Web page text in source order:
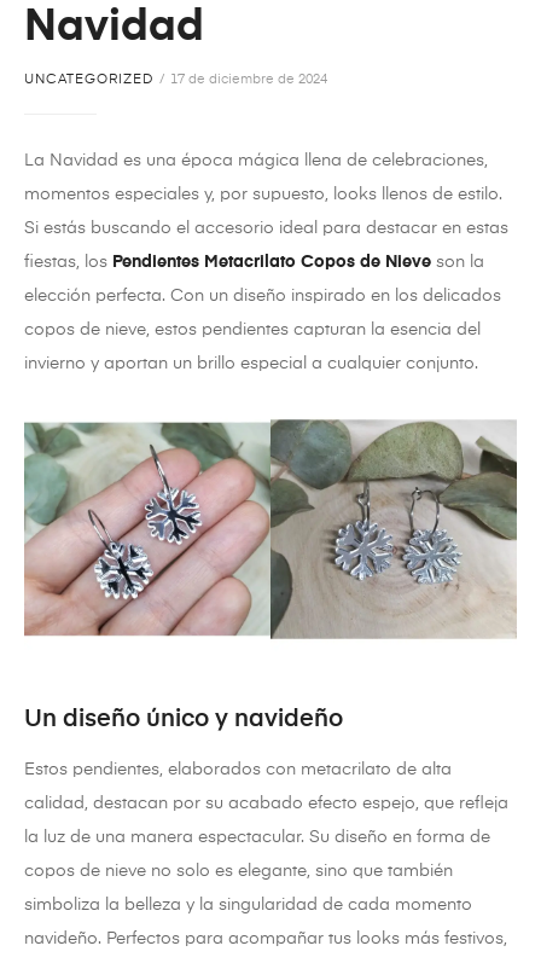
Navidad
UNCATEGORIZED 17 de diciembre de 2024
La Navidad es una época mágica llena de celebraciones,
momentos especiales y, por supuesto, looks llenos de estilo.
Si estás buscando el accesorio ideal para destacar en estas
fiestas, los Pendientes Metacrilato Copos de Nieve son la
elección perfecta. Con un diseño inspirado en los delicados
copos de nieve, estos pendientes capturan la esencia del
invierno y aportan un brillo especial a cualquier conjunto.
Un diseño único y navideño
Estos pendientes, elaborados con metacrilato de alta
calidad, destacan por su acabado efecto espejo, que refleja
la luz de una manera espectacular. Su diseño en forma de
copos de nieve no solo es elegante, sino que también
simboliza la belleza y la singularidad de cada momento
navideño. Perfectos para acompañar tus looks más festivos,